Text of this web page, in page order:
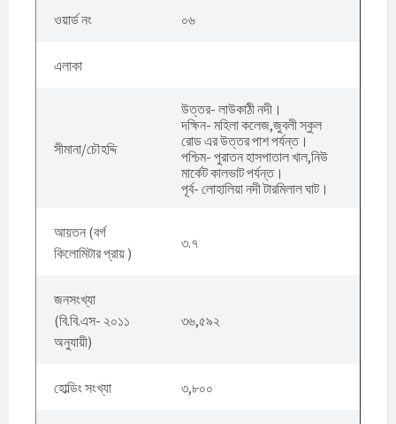
ওয়ার্ড নং ০৬
এলাকা
সীমানা/চৌহদ্দি
উত্তর- লাউকাঠী নদী।
দক্ষিন- মহিলা কলেজ,জুবলী স্কুল
রোড এর উত্তর পাশ পর্যন্ত।
পশ্চিম- পুরাতন হাসপাতাল খাল,নিউ
মার্কেট কালভাট পর্যন্ত।
পূর্ব- লোহালিয়া নদী টারমিলাল ঘাট।
আয়তন (বর্গ
কিলোমিটার প্রায় )
৩.৭
জনসংখ্যা
(বি.বি.এস- ২০১১
অনুযায়ী)
৩৬,৫৯২
হোল্ডিং সংখ্যা ৩,৮০০